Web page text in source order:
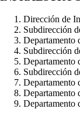
Dirección de
Subdirección
Departamento
Subdirección
Departamento
Subdirección
Departamento
Departamento
Departamento